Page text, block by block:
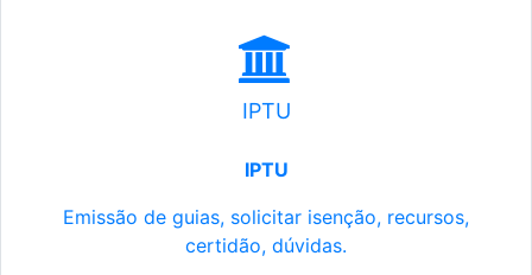
IPTU
IPTU
Emissão de guias, solicitar isenção, recursos,
certidão, dúvidas.